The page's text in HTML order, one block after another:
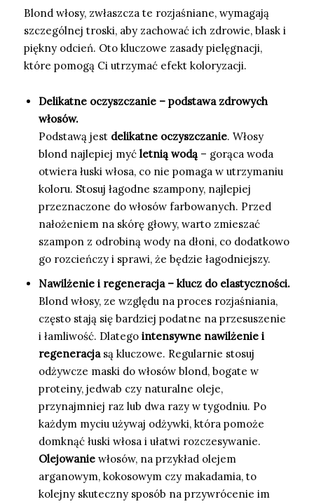
Blond włosy, zwłaszcza te rozjaśniane, wymagają
szczególnej troski, aby zachować ich zdrowie, blask i
piękny odcień. Oto kluczowe zasady pielęgnacji,
które pomogą Ci utrzymać efekt koloryzacji.
Delikatne oczyszczanie – podstawa zdrowych
włosów.
Podstawą jest delikatne oczyszczanie. Włosy
blond najlepiej myć letnią wodą – gorąca woda
otwiera łuski włosa, co nie pomaga w utrzymaniu
koloru. Stosuj łagodne szampony, najlepiej
przeznaczone do włosów farbowanych. Przed
nałożeniem na skórę głowy, warto zmieszać
szampon z odrobiną wody na dłoni, co dodatkowo
go rozcieńczy i sprawi, że będzie łagodniejszy.
Nawilżenie i regeneracja – klucz do elastyczności.
Blond włosy, ze względu na proces rozjaśniania,
często stają się bardziej podatne na przesuszenie
i łamliwość. Dlatego intensywne nawilżenie i
regeneracjasą kluczowe. Regularnie stosuj
odżywcze maski do włosów blond, bogate w
proteiny, jedwab czy naturalne oleje,
przynajmniej raz lub dwa razy w tygodniu. Po
każdym myciu używaj odżywki, która pomoże
domknąć łuski włosa i ułatwi rozczesywanie.
Olejowanie włosów, na przykład olejem
arganowym, kokosowym czy makadamia, to
kolejny skuteczny sposób na przywrócenie im